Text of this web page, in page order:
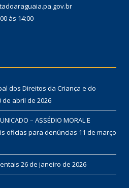
às 14:00
dos Direitos da Criança e do
de abril de 2026
– ASSÉDIO MORAL E
oficias para denúncias 11 de março
26 de janeiro de 2026